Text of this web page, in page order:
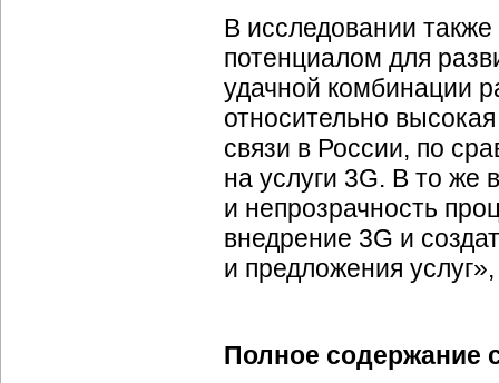
В исследовании
потенциалом для
удачной комбинации
относительно
связи в России, по
на услуги 3G. В то же
и непрозрачность
внедрение 3G и
и предложения
Полное содержание